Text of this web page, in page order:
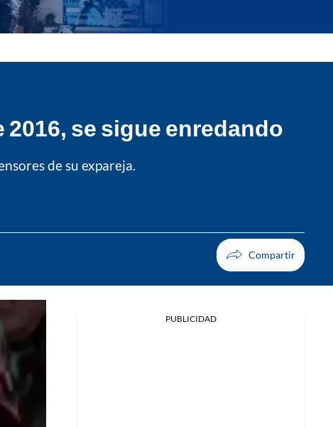
se sigue enredando
de su expareja.
PUBLICIDAD